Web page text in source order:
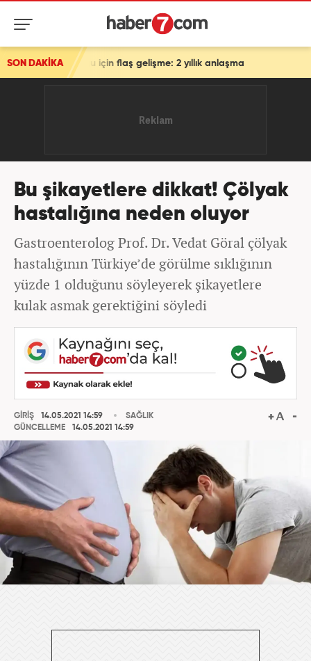
SON DAKİKA
için flaş gelişme: 2 yıllık anlaşma
Bu şikayetlere dikkat! Çölyak
hastalığına neden oluyor
Gastroenterolog Prof. Dr. Vedat Göral çölyak
hastalığının Türkiye’de görülme sıklığının
yüzde 1 olduğunu söyleyerek şikayetlere
kulak asmak gerektiğini söyledi
GİRİŞ
14.05.2021 14:59
GÜNCELLEME
14.05.2021 14:59
SAĞLIK